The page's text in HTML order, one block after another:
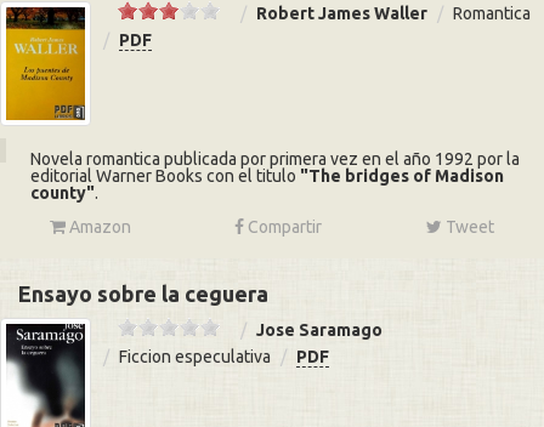
Robert James Waller
Romantica
PDF
Novela romantica publicada por primera vez en el año 1992 por la
editorial Warner Books con el titulo
The bridges of Madison
county .
Amazon
Compartir Tweet
Ensayo sobre la ceguera
Jose Saramago
Ficcion especulativa
PDF